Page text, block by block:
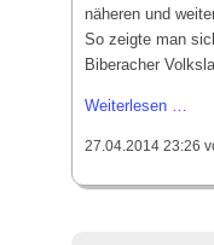
näheren und
So zeigte man
Biberacher
Weiterlesen …
in
27.04.2014 23:26